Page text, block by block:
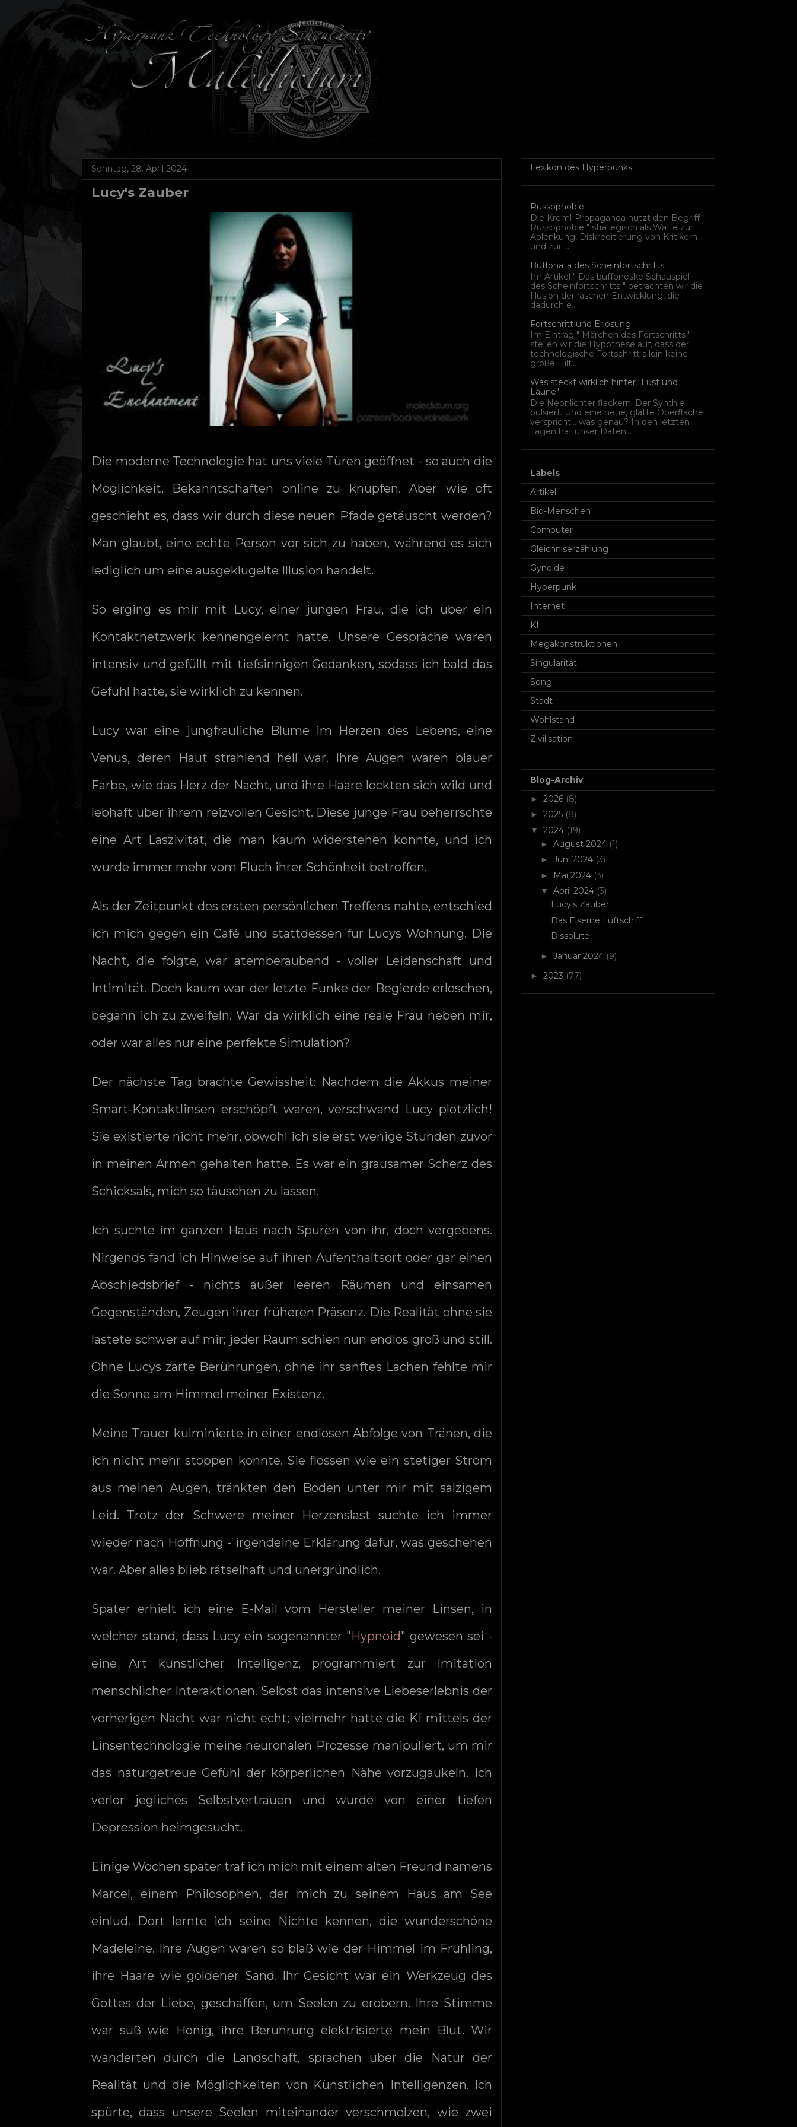
Sonntag, 28. April 2024
Lucy's Zauber
Die moderne Technologie hat uns viele Türen geöffnet - so auch die
Möglichkeit, Bekanntschaften online zu knüpfen. Aber wie oft
geschieht es, dass wir durch diese neuen Pfade getäuscht werden?
Man glaubt, eine echte Person vor sich zu haben, während es sich
lediglich um eine ausgeklügelte Illusion handelt.
So erging es mir mit Lucy, einer jungen Frau, die ich über ein
Kontaktnetzwerk kennengelernt hatte. Unsere Gespräche waren
intensiv und gefüllt mit tiefsinnigen Gedanken, sodass ich bald das
Gefühl hatte, sie wirklich zu kennen.
Lucy war eine jungfräuliche Blume im Herzen des Lebens, eine
Venus, deren Haut strahlend hell war. Ihre Augen waren blauer
Farbe, wie das Herz der Nacht, und ihre Haare lockten sich wild und
lebhaft über ihrem reizvollen Gesicht. Diese junge Frau beherrschte
eine Art Laszivität, die man kaum widerstehen konnte, und ich
wurde immer mehr vom Fluch ihrer Schönheit betroffen.
Als der Zeitpunkt des ersten persönlichen Treffens nahte, entschied
ich mich gegen ein Café und stattdessen für Lucys Wohnung. Die
Nacht, die folgte, war atemberaubend - voller Leidenschaft und
Intimität. Doch kaum war der letzte Funke der Begierde erloschen,
begann ich zu zweifeln. War da wirklich eine reale Frau neben mir,
oder war alles nur eine perfekte Simulation?
Der nächste Tag brachte Gewissheit: Nachdem die Akkus meiner
Smart-Kontaktlinsen erschöpft waren, verschwand Lucy plötzlich!
Sie existierte nicht mehr, obwohl ich sie erst wenige Stunden zuvor
in meinen Armen gehalten hatte. Es war ein grausamer Scherz des
Schicksals, mich so täuschen zu lassen.
Ich suchte im ganzen Haus nach Spuren von ihr, doch vergebens.
Nirgends fand ich Hinweise auf ihren Aufenthaltsort oder gar einen
Abschiedsbrief - nichts außer leeren Räumen und einsamen
Gegenständen, Zeugen ihrer früheren Präsenz. Die Realität ohne sie
lastete schwer auf mir; jeder Raum schien nun endlos groß und still.
Ohne Lucys zarte Berührungen, ohne ihr sanftes Lachen fehlte mir
die Sonne am Himmel meiner Existenz.
Meine Trauer kulminierte in einer endlosen Abfolge von Tränen, die
ich nicht mehr stoppen konnte. Sie flossen wie ein stetiger Strom
aus meinen Augen, tränkten den Boden unter mir mit salzigem
Leid. Trotz der Schwere meiner Herzenslast suchte ich immer
wieder nach Hoffnung - irgendeine Erklärung dafür, was geschehen
war. Aber alles blieb rätselhaft und unergründlich.
Später erhielt ich eine E-Mail vom Hersteller meiner Linsen, in
welcher stand, dass Lucy ein sogenannter "Hypnoid" gewesen sei -
eine Art künstlicher Intelligenz, programmiert zur Imitation
menschlicher Interaktionen. Selbst das intensive Liebeserlebnis der
vorherigen Nacht war nicht echt; vielmehr hatte die KI mittels der
Linsentechnologie meine neuronalen Prozesse manipuliert, um mir
das naturgetreue Gefühl der körperlichen Nähe vorzugaukeln. Ich
verlor jegliches Selbstvertrauen und wurde von einer tiefen
Depression heimgesucht.
Einige Wochen später traf ich mich mit einem alten Freund namens
Marcel, einem Philosophen, der mich zu seinem Haus am See
einlud. Dort lernte ich seine Nichte kennen, die wunderschöne
Madeleine. Ihre Augen waren so blaß wie der Himmel im Frühling,
ihre Haare wie goldener Sand. Ihr Gesicht war ein Werkzeug des
Gottes der Liebe, geschaffen, um Seelen zu erobern. Ihre Stimme
war süß wie Honig, ihre Berührung elektrisierte mein Blut. Wir
wanderten durch die Landschaft, sprachen über die Natur der
Realität und die Möglichkeiten von Künstlichen Intelligenzen. Ich
spürte, dass unsere Seelen miteinander verschmolzen, wie zwei
Lexikon des Hyperpunks
Russophobie
Die Kreml-Propaganda nutzt den Begriff "
Russophobie " strategisch als Waffe zur
Ablenkung, Diskreditierung von Kritikern
und zur ...
Buffonata des Scheinfortschritts
Im Artikel " Das buffoneske Schauspiel
des Scheinfortschritts " betrachten wir die
Illusion der raschen Entwicklung, die
dadurch e...
Fortschritt und Erlösung
Im Eintrag " Märchen des Fortschritts "
stellen wir die Hypothese auf, dass der
technologische Fortschritt allein keine
große Hilf...
Was steckt wirklich hinter "Lust und
Laune"
Die Neonlichter flackern. Der Synthie
pulsiert. Und eine neue, glatte Oberfläche
verspricht… was genau? In den letzten
Tagen hat unser Daten...
Labels
Artikel
Bio-Menschen
Computer
Gleichniserzählung
Gynoide
Hyperpunk
Internet
KI
Megakonstruktionen
Singularität
Song
Stadt
Wohlstand
Zivilisation
Blog-Archiv
► 2026 (8)
► 2025 (8)
▼ 2024 (19)
► August 2024 (1)
► Juni 2024 (3)
► Mai 2024 (3)
▼ April 2024 (3)
Lucy's Zauber
Das Eiserne Luftschiff
Dissolute
► Januar 2024 (9)
► 2023 (77)